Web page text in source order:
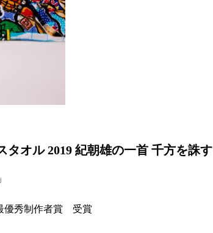
タオル 2019 紀朝雄の一首 千方を誅す
優秀制作者賞 受賞